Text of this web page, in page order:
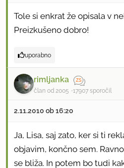
Tole si enkrat že opisala v
Preizkušeno dobro!
uporabno
rimljanka
član od 2005 17907 sporočil
2.11.2010 ob 16:20
Ja, Lisa, saj zato, ker si ti
objavim, končno sem.
se bliža. In potem bo tudi